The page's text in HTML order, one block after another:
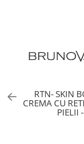
Kianty - Anti-Rid
Bioceuticals - Ten
Lab Radiance -
RTN- SKIN
CREMA CU
PIELII